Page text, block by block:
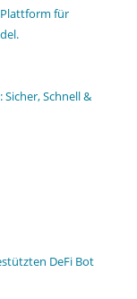
Plattform für
Schnell &
DeFi Bot